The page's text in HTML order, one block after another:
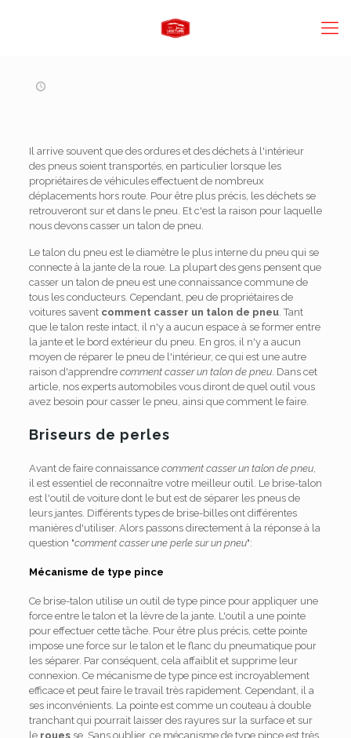
Il arrive souvent que des ordures et des déchets à l'intérieur
des pneus soient transportés, en particulier lorsque les
propriétaires de véhicules effectuent de nombreux
déplacements hors route. Pour être plus précis, les déchets se
retrouveront sur et dans le pneu. Et c'est la raison pour laquelle
nous devons casser un talon de pneu.
Le talon du pneu est le diamètre le plus interne du pneu qui se
connecte à la jante de la roue. La plupart des gens pensent que
casser un talon de pneu est une connaissance commune de
tous les conducteurs. Cependant, peu de propriétaires de
voitures savent comment casser un talon de pneu. Tant
que le talon reste intact, il n'y a aucun espace à se former entre
la jante et le bord extérieur du pneu. En gros, il n'y a aucun
moyen de réparer le pneu de l'intérieur, ce qui est une autre
raison d'apprendre comment casser un talon de pneu. Dans cet
article, nos experts automobiles vous diront de quel outil vous
avez besoin pour casser le pneu, ainsi que comment le faire.
Briseurs de perles
Avant de faire connaissance comment casser un talon de pneu,
il est essentiel de reconnaître votre meilleur outil. Le brise-talon
est l'outil de voiture dont le but est de séparer les pneus de
leurs jantes. Différents types de brise-billes ont différentes
manières d'utiliser. Alors passons directement à la réponse à la
question "comment casser une perle sur un pneu":
Mécanisme de type pince
Ce brise-talon utilise un outil de type pince pour appliquer une
force entre le talon et la lèvre de la jante. L'outil a une pointe
pour effectuer cette tâche. Pour être plus précis, cette pointe
impose une force sur le talon et le flanc du pneumatique pour
les séparer. Par conséquent, cela affaiblit et supprime leur
connexion. Ce mécanisme de type pince est incroyablement
efficace et peut faire le travail très rapidement. Cependant, il a
ses inconvénients. La pointe est comme un couteau à double
tranchant qui pourrait laisser des rayures sur la surface et sur
le rouesse. Sans oublier, ce mécanisme de type pince est très